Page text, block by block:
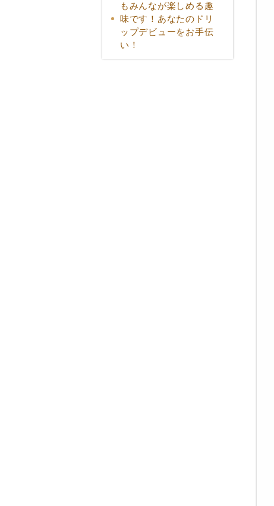
もみんなが楽しめる趣
味です！あなたのドリ
ップデビューをお手伝
い！